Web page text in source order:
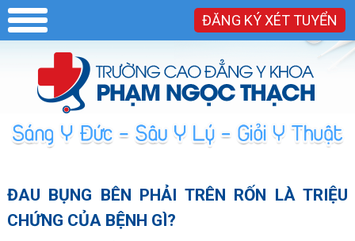
ĐĂNG KÝ XÉT TUYỂN
ĐAU BỤNG BÊN PHẢI TRÊN RỐN LÀ TRIỆU
CHỨNG CỦA BỆNH GÌ?